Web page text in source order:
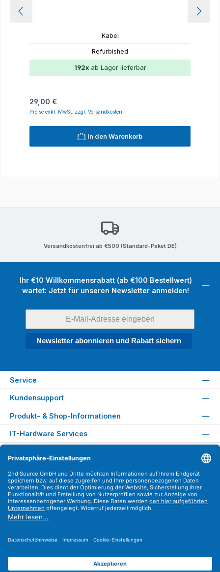
Kabel
Refurbished
192xab Lager lieferbar
Regulärer Preis:
29,00 €
Preise exkl. MwSt. zzgl. Versandkosten
In den Warenkorb
Versandkostenfrei ab €500 (Standard-Paket DE)
Ihr €10 Willkommensrabatt (ab €100 Bestellwert)
wartet: Jetzt für unseren Newsletter anmelden!
Newsletter abonnieren und Rabatt sichern
Service
Kundensupport
Produkt- & Shop-Informationen
IT-Hardware Services
Versandarten
Zahlungsarten
Sicher Einkaufen
Find us on